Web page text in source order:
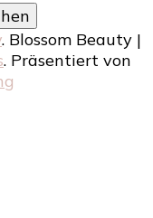
. Blossom Beauty |
. Präsentiert von